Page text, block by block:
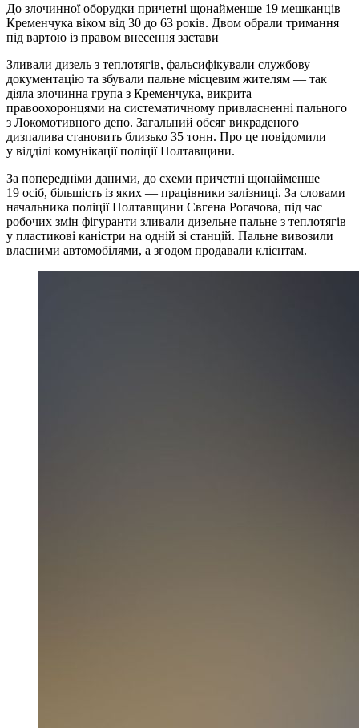
До злочинної оборудки причетні щонайменше 19 мешканців
Кременчука віком від 30 до 63 років. Двом обрали тримання
під вартою із правом внесення застави
Зливали дизель з теплотягів, фальсифікували службову
документацію та збували пальне місцевим жителям — так
діяла злочинна група з Кременчука, викрита
правоохоронцями на систематичному привласненні пального
з Локомотивного депо. Загальний обсяг викраденого
дизпалива становить близько 35 тонн. Про це повідомили
у відділі комунікації поліції Полтавщини.
За попередніми даними, до схеми причетні щонайменше
19 осіб, більшість із яких — працівники залізниці. За словами
начальника поліції Полтавщини Євгена Рогачова, під час
робочих змін фігуранти зливали дизельне пальне з теплотягів
у пластикові каністри на одній зі станцій. Пальне вивозили
власними автомобілями, а згодом продавали клієнтам.